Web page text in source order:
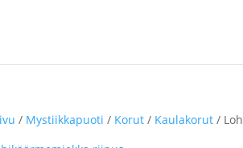
/ Mystiikkapuoti / Korut/ Kaulakorut/